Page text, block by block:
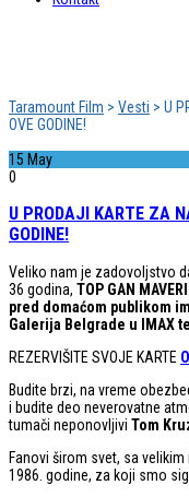
Taramount Film > Vesti > U
OVE GODINE!
15 May
0
U PRODAJI KARTE ZA
GODINE!
Veliko nam je zadovoljstvo
36 godina, TOP GAN
pred domaćom publikom
Galerija Belgrade u IMAX
REZERVIŠITE SVOJE KARTE
Budite brzi, na vreme
i budite deo neverovatne
tumači neponovljivi Tom
Fanovi širom svet, sa
1986. godine, za koji smo